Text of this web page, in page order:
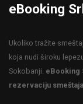
eBooking
Ukoliko tražite
koja nudi široku
Sokobanji. eBooking
rezervaciju